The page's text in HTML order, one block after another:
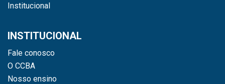
Institucional
INSTITUCIONAL
Fale conosco
O CCBA
Nosso ensino